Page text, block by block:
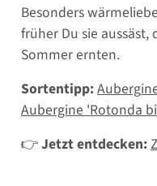
Besonders
früher Du sie
Sommer ernten.
Sortentipp:
Aubergine 'Rotonda
👉Jetzt entdecken: